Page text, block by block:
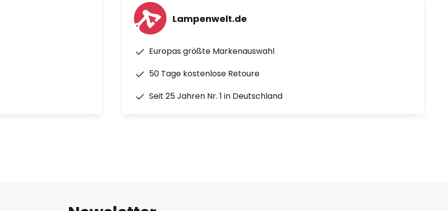
Lampenwelt.de
Europas größte Markenauswahl
50 Tage kostenlose Retoure
Seit 25 Jahren Nr. 1 in Deutschland